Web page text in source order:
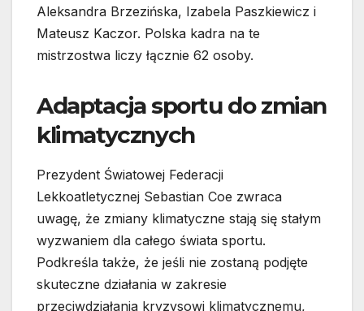
Aleksandra Brzezińska, Izabela Paszkiewicz i
Mateusz Kaczor. Polska kadra na te
mistrzostwa liczy łącznie 62 osoby.
Adaptacja sportu do zmian
klimatycznych
Prezydent Światowej Federacji
Lekkoatletycznej Sebastian Coe zwraca
uwagę, że zmiany klimatyczne stają się stałym
wyzwaniem dla całego świata sportu.
Podkreśla także, że jeśli nie zostaną podjęte
skuteczne działania w zakresie
przeciwdziałania kryzysowi klimatycznemu,